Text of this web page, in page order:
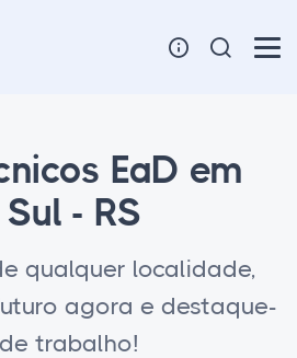
EaD em
- RS
qualquer localidade,
agora e destaque-
trabalho!